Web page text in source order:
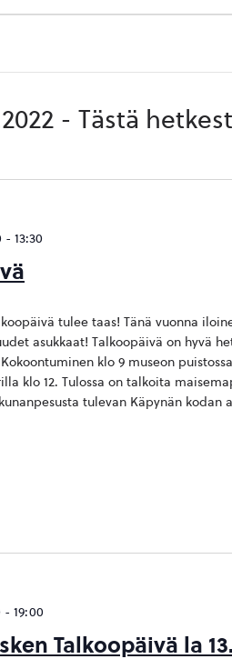
- Tästä
- 13:30
tulee taas! Tänä vuonna
asukkaat! Talkoopäivä on hyvä
klo 9 museon
klo 12. Tulossa on talkoita
tulevan Käpynän kodan
Talkoopäivä la
- 19:00